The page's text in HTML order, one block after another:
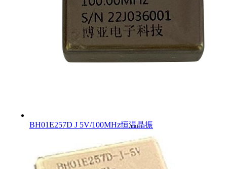
BH01E257D J 5V/100MHz恒温晶振